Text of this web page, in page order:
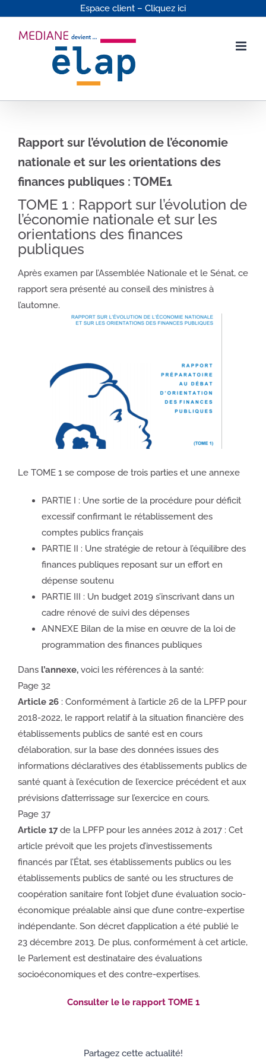
contenu
Espace client – Cliquez ici
Rapport sur l’évolution de l’économie
nationale et sur les orientations des
finances publiques : TOME1
TOME 1 : Rapport sur l’évolution de
l’économie nationale et sur les
orientations des finances
publiques
Après examen par l’Assemblée Nationale et le Sénat, ce
rapport sera présenté au conseil des ministres à
l’automne.
Le TOME 1 se compose de trois parties et une annexe
PARTIE I : Une sortie de la procédure pour déficit
excessif confirmant le rétablissement des
comptes publics français
PARTIE II : Une stratégie de retour à l’équilibre des
finances publiques reposant sur un effort en
dépense soutenu
PARTIE III : Un budget 2019 s’inscrivant dans un
cadre rénové de suivi des dépenses
ANNEXE Bilan de la mise en œuvre de la loi de
programmation des finances publiques
Dans l’annexe, voici les références à la santé:
Page 32
Article 26 : Conformément à l’article 26 de la LPFP pour
2018-2022, le rapport relatif à la situation financière des
établissements publics de santé est en cours
d’élaboration, sur la base des données issues des
informations déclaratives des établissements publics de
santé quant à l’exécution de l’exercice précédent et aux
prévisions d’atterrissage sur l’exercice en cours.
Page 37
Article 17de la LPFP pour les années 2012 à 2017 : Cet
article prévoit que les projets d’investissements
financés par l’État, ses établissements publics ou les
établissements publics de santé ou les structures de
coopération sanitaire font l’objet d’une évaluation socio-
économique préalable ainsi que d’une contre-expertise
indépendante. Son décret d’application a été publié le
23 décembre 2013. De plus, conformément à cet article,
le Parlement est destinataire des évaluations
socioéconomiques et des contre-expertises.
Consulter le le rapport TOME 1
Partagez cette actualité!